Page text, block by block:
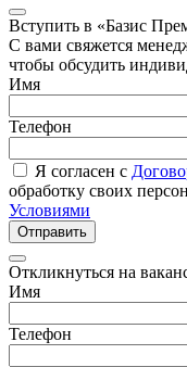
Вступить в «Базис
С вами свяжется
чтобы обсудить
Имя
Телефон
Я согласен с
обработку своих
Условиями
Отправить
Откликнуться на
Имя
Телефон